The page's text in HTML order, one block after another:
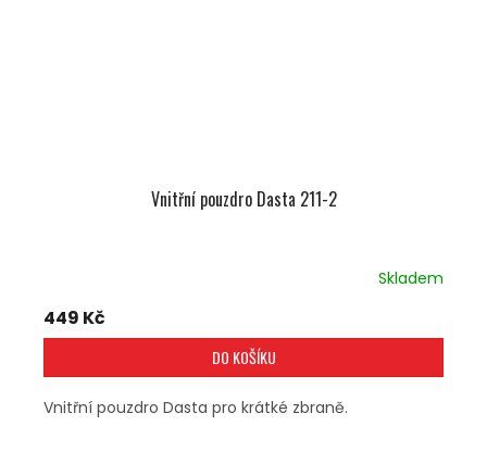
Vnitřní pouzdro Dasta 211-2
Skladem
449 Kč
DO KOŠÍKU
Vnitřní pouzdro Dasta pro krátké zbraně.